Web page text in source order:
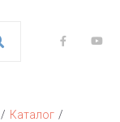
/ Каталог /